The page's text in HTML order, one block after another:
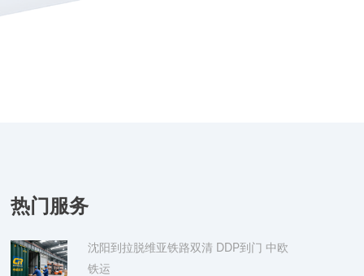
热门服务
沈阳到拉脱维亚铁路双清 DDP到门 中欧
铁运